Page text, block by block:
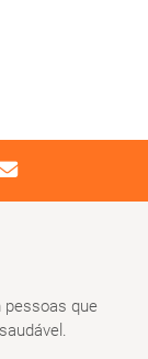
pessoas que